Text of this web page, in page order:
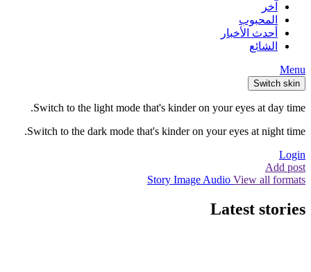
آخر
المحبوب
أحدث الأخبار
الشائع
Menu
Switch skin
Switch to the light mode that's kinder on your eyes at day time.
Switch to the dark mode that's kinder on your eyes at night time.
Login
Add post
Story Image Audio View all formats
Latest stories